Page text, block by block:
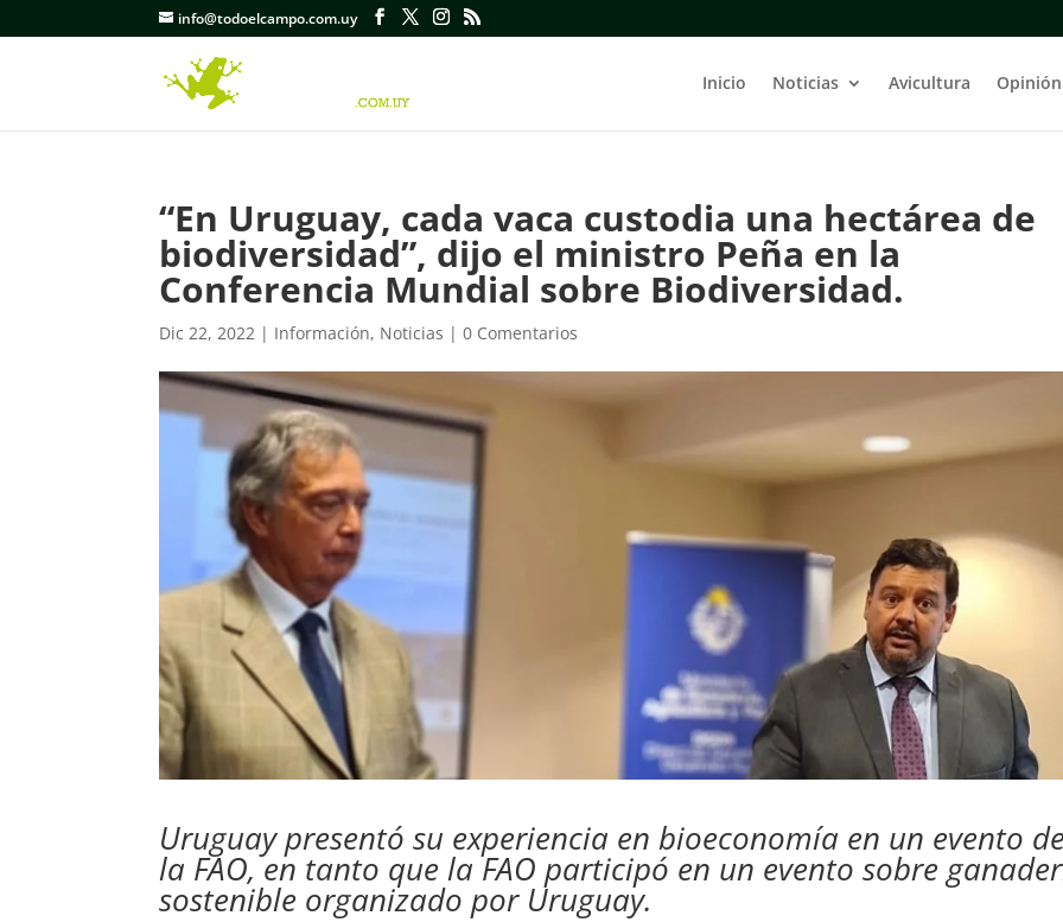
info@todoelcampo.com.uy
Inicio Noticias Avicultura Opinión
“En Uruguay, cada vaca custodia una hectárea de
biodiversidad”, dijo el ministro Peña en la
Conferencia Mundial sobre Biodiversidad.
Dic 22, 2022 | Información, Noticias |0 Comentarios
Uruguay presentó su experiencia en bioeconomía en un evento de
la FAO, en tanto que la FAO participó en un evento sobre
sostenible organizado por Uruguay.